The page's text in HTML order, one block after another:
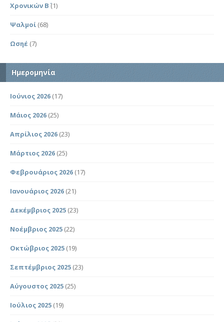
Χρονικών Β΄ (1)
Ψαλμοί (68)
Ωσηέ (7)
Ημερομηνία
Ιούνιος 2026 (17)
Μάιος 2026 (25)
Απρίλιος 2026 (23)
Μάρτιος 2026 (25)
Φεβρουάριος 2026 (17)
Ιανουάριος 2026 (21)
Δεκέμβριος 2025 (23)
Νοέμβριος 2025 (22)
Οκτώβριος 2025 (19)
Σεπτέμβριος 2025 (23)
Αύγουστος 2025 (25)
Ιούλιος 2025 (19)